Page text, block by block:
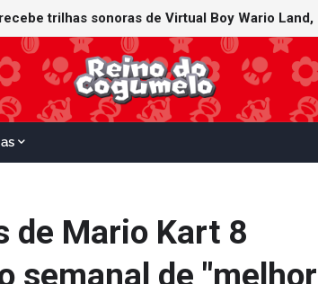
3 milhões de unidades vendidas no Japão e
de Mario Kart 8
semanal de "melhor